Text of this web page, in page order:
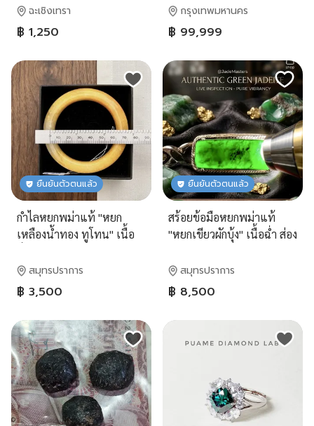
ฉะเชิงเทรา
฿ 1,250
ประกันสินค้าที่ปุอามี่
Diamond Lab Rama2(095-
8894732)
กรุงเทพมหานคร
฿ 99,999
ยืนยันตัวตนแล้ว
กำไลหยกพม่าแท้ "หยก
เหลืองน้ำทอง ทูโทน" เนื้อ
เสริมโชคลาภดึงดูดทรัพย์
สมุทรปราการ
฿ 3,500
ยืนยันตัวตนแล้ว
สร้อยข้อมือหยกพม่าแท้
"หยกเขียวผักบุ้ง" เนื้อฉ่ำ ส่อง
เลสชุบเงิน
สมุทรปราการ
฿ 8,500